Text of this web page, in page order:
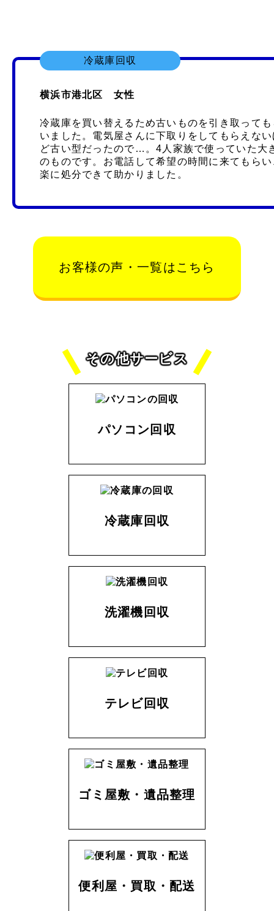
冷蔵庫回収
横浜市港北区 女性
冷蔵庫を買い替えるため古いものを引き取って
いました。電気屋さんに下取りをしてもらえな
ど古い型だったので…。4人家族で使っていた大
のものです。お電話して希望の時間に来てもら
楽に処分できて助かりました。
お客様の声・一覧はこちら
その他サービス
パソコン回収
冷蔵庫回収
洗濯機回収
テレビ回収
ゴミ屋敷・遺品整理
便利屋・買取・配送